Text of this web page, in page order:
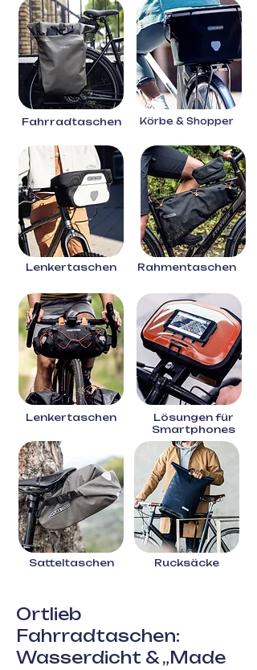
Fahrradtaschen Körbe & Shopper
Lenkertaschen Rahmentaschen
Lenkertaschen
Satteltaschen
Lösungen für
Smartphones
Rucksäcke
Ortlieb
Fahrradtaschen:
Wasserdicht & „Made